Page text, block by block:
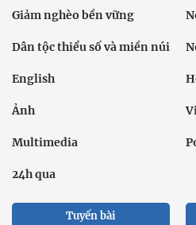
Giảm nghèo bền vững
Dân tộc thiểu số và miền núi
English
Ảnh
Multimedia
24h qua
Tuyến bài